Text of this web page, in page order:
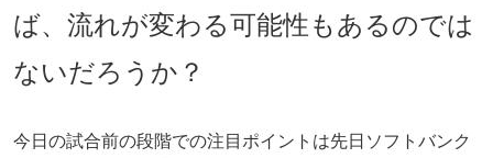
ば、流れが変わる可能性もあるのでは
ないだろうか？
今日の試合前の段階での注目ポイントは先日ソフトバンク